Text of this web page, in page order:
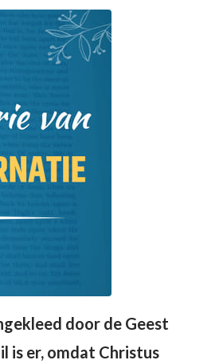
door de Geest
is er, omdat Christus